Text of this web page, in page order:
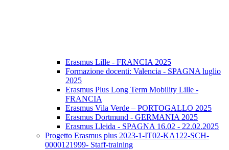
Erasmus Lille - FRANCIA 2025
Formazione docenti: Valencia - SPAGNA luglio
2025
Erasmus Plus Long Term Mobility Lille -
FRANCIA
Erasmus Vila Verde – PORTOGALLO 2025
Erasmus Dortmund - GERMANIA 2025
Erasmus Lleida - SPAGNA 16.02 - 22.02.2025
Progetto Erasmus plus 2023-1-IT02-KA122-SCH-
0000121999- Staff-training